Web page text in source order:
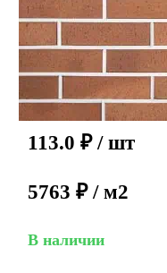
113.0 ₽ / шт
5763 ₽ / м2
В наличии